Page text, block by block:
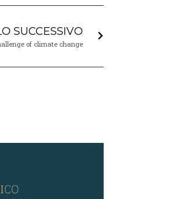
SUCCESSIVO
of climate change